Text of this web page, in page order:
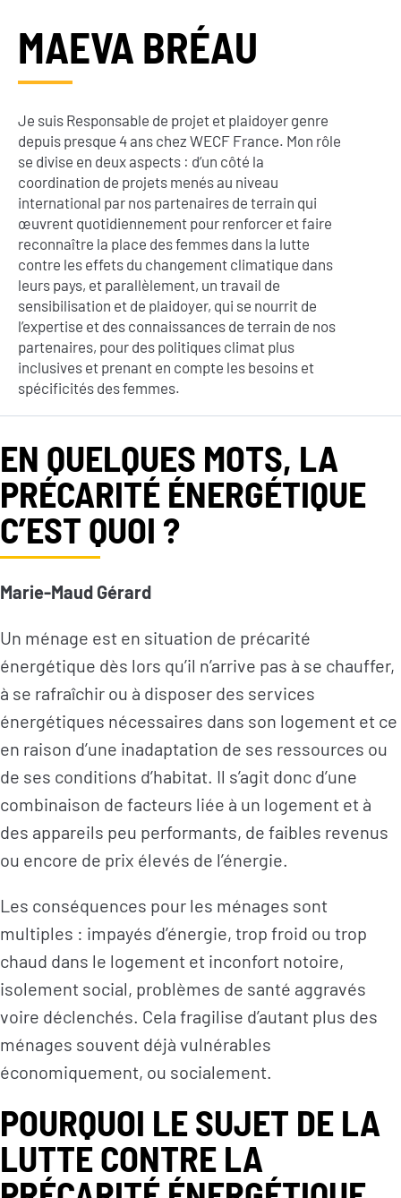
MAEVA BRÉAU
Je suis Responsable de projet et plaidoyer genre
depuis presque 4 ans chez WECF France. Mon rôle
se divise en deux aspects : d’un côté la
coordination de projets menés au niveau
international par nos partenaires de terrain qui
œuvrent quotidiennement pour renforcer et faire
reconnaître la place des femmes dans la lutte
contre les effets du changement climatique dans
leurs pays, et parallèlement, un travail de
sensibilisation et de plaidoyer, qui se nourrit de
l’expertise et des connaissances de terrain de nos
partenaires, pour des politiques climat plus
inclusives et prenant en compte les besoins et
spécificités des femmes.
EN QUELQUES MOTS, LA
PRÉCARITÉ ÉNERGÉTIQUE
C’EST QUOI ?
Marie-Maud Gérard
Un ménage est en situation de précarité
énergétique dès lors qu’il n’arrive pas à se chauffer,
à se rafraîchir ou à disposer des services
énergétiques nécessaires dans son logement et ce
en raison d’une inadaptation de ses ressources ou
de ses conditions d’habitat. Il s’agit donc d’une
combinaison de facteurs liée à un logement et à
des appareils peu performants, de faibles revenus
ou encore de prix élevés de l’énergie.
Les conséquences pour les ménages sont
multiples : impayés d’énergie, trop froid ou trop
chaud dans le logement et inconfort notoire,
isolement social, problèmes de santé aggravés
voire déclenchés. Cela fragilise d’autant plus des
ménages souvent déjà vulnérables
économiquement, ou socialement.
POURQUOI LE SUJET DE LA
LUTTE CONTRE LA